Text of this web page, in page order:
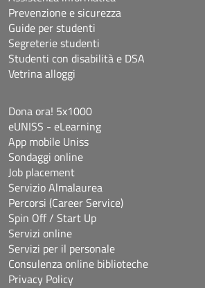
Prevenzione e sicurezza
Guide per studenti
Segreterie studenti
Studenti con disabilità e DSA
Vetrina alloggi
Dona ora! 5x1000
eUNISS - eLearning
App mobile Uniss
Sondaggi online
Job placement
Servizio Almalaurea
Percorsi (Career Service)
Spin Off / Start Up
Servizi online
Servizi per il personale
Consulenza online biblioteche
Privacy Policy